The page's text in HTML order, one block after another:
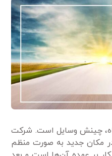
چینش وسایل است. شرکت
مکان جدید به صورت منظم